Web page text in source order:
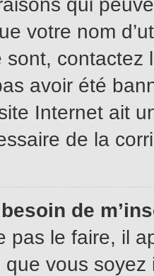
votre nom
sont,
avoir été
Internet ait
de la
de
pas le faire, il
que vous